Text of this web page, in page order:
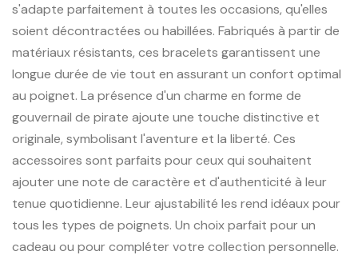
s'adapte parfaitement à toutes les occasions, qu'elles
soient décontractées ou habillées. Fabriqués à partir de
matériaux résistants, ces bracelets garantissent une
longue durée de vie tout en assurant un confort optimal
au poignet. La présence d'un charme en forme de
gouvernail de pirate ajoute une touche distinctive et
originale, symbolisant l'aventure et la liberté. Ces
accessoires sont parfaits pour ceux qui souhaitent
ajouter une note de caractère et d'authenticité à leur
tenue quotidienne. Leur ajustabilité les rend idéaux pour
tous les types de poignets. Un choix parfait pour un
cadeau ou pour compléter votre collection personnelle.